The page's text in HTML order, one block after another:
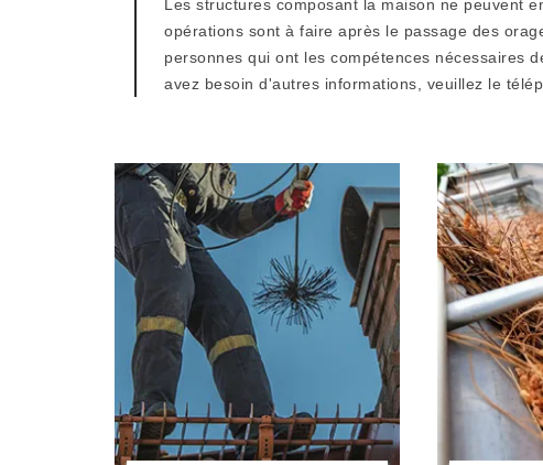
Les structures composant la maison ne peuvent
opérations sont à faire après le passage des
personnes qui ont les compétences nécessaires
avez besoin d'autres informations, veuillez le